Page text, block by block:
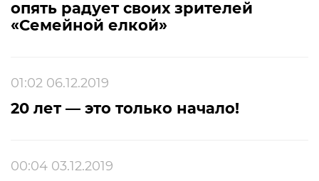
опять радует своих зрителей
«Семейной елкой»
01:02 06.12.2019
20 лет — это только начало!
00:04 03.12.2019